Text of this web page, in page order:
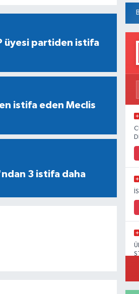
üyesi partiden istifa
istifa eden Meclis
3 istifa daha